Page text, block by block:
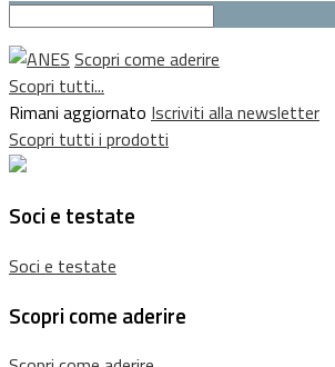
Scopri come aderire
Scopri tutti...
Rimani aggiornato Iscriviti alla newsletter
Scopri tutti i prodotti
Soci e testate
Soci e testate
Scopri come aderire